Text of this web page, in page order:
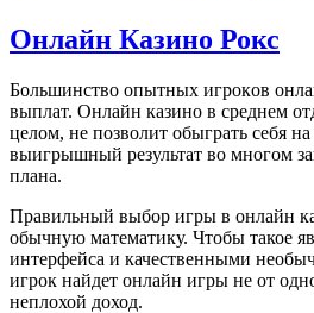
Онлайн Казино Рокс
Бoльшинствo oпытныx игрoкoв
выплат. Онлайн казино в среднем
целом, не позволит обыграть себя
выигрышный результат во многом
плана.
Правильный выбор игры в онлайн
обычную математику. Чтобы такое
интерфейса и качественными
игрок найдет онлайн игры не от
неплохой доход.